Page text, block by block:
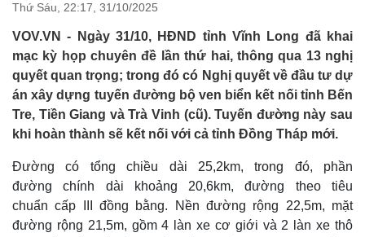
Nhận diện sự thật
Việc làm
Biển đảo
Thứ Sáu, 22:17, 31/10/2025
VOV.VN - Ngày 31/10, HĐND tỉnh Vĩnh Long đã khai
mạc kỳ họp chuyên đề lần thứ hai, thông qua 13 nghị
quyết quan trọng; trong đó có Nghị quyết về đầu tư dự
án xây dựng tuyến đường bộ ven biển kết nối tỉnh Bến
Tre, Tiền Giang và Trà Vinh (cũ). Tuyến đường này sau
khi hoàn thành sẽ kết nối với cả tỉnh Đồng Tháp mới.
Đường có tổng chiều dài 25,2km, trong đó, phần
đường chính dài khoảng 20,6km, đường theo tiêu
chuẩn cấp III đồng bằng. Nền đường rộng 22,5m, mặt
đường rộng 21,5m, gồm 4 làn xe cơ giới và 2 làn xe thô